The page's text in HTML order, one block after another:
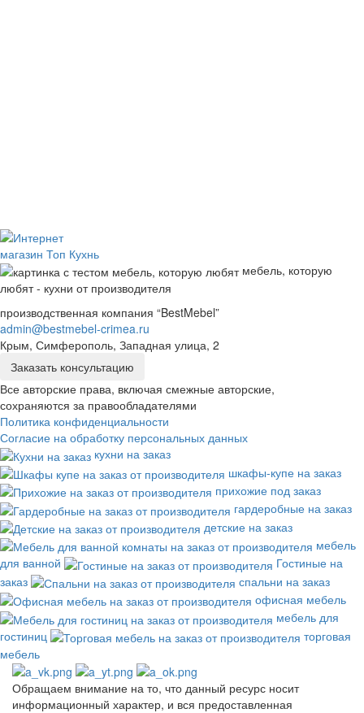
мебель, которую
любят - кухни от производителя
производственная компания “BestMebel”
admin@bestmebel-crimea.ru
Крым, Симферополь, Западная улица, 2
Заказать консультацию
Все авторские права, включая смежные авторские,
сохраняются за правообладателями
Политика конфиденциальности
Согласие на обработку персональных данных
кухни на заказ
шкафы-купе на заказ
прихожие под заказ
гардеробные на заказ
детские на заказ
мебель
для ванной
Гостиные на
заказ
спальни на заказ
офисная мебель
мебель для
гостиниц
торговая
мебель
Обращаем внимание на то, что данный ресурс носит
информационный характер, и вся предоставленная